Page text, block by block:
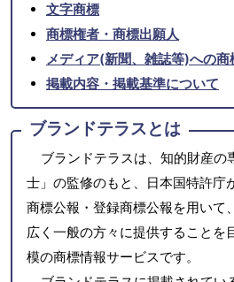
文字商標
商標権者・商標出願人
メディア(新聞、雑誌等)への商
掲載内容・掲載基準について
ブランドテラスとは
ブランドテラスは、知的財産の
士」の監修のもと、日本国特許庁
商標公報・登録商標公報を用いて
広く一般の方々に提供することを
模の商標情報サービスです。